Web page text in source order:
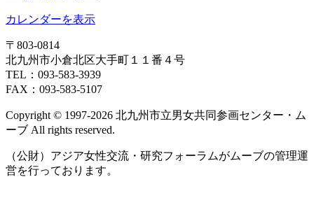
カレンダーを表示
〒803‐0814
北九州市小倉北区大手町１１番４号
TEL：093‐583‐3939
FAX：093‐583‐5107
Copyright © 1997‐2026 北九州市立男女共同参画センター・ム
ーブ All rights reserved.
（公財）アジア女性交流・研究フォーラムがムーブの管理運
営を行っております。